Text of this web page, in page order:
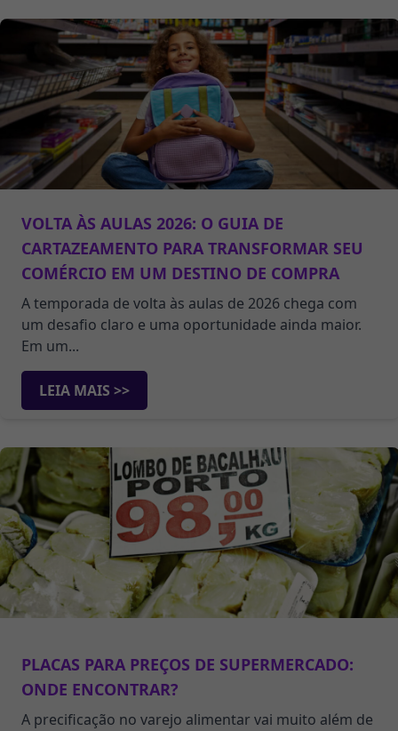
VOLTA ÀS AULAS 2026: O GUIA DE
CARTAZEAMENTO PARA TRANSFORMAR SEU
COMÉRCIO EM UM DESTINO DE COMPRA
A temporada de volta às aulas de 2026 chega com
um desafio claro e uma oportunidade ainda maior.
Em um...
LEIA MAIS >>
PLACAS PARA PREÇOS DE SUPERMERCADO:
ONDE ENCONTRAR?
A precificação no varejo alimentar vai muito além de